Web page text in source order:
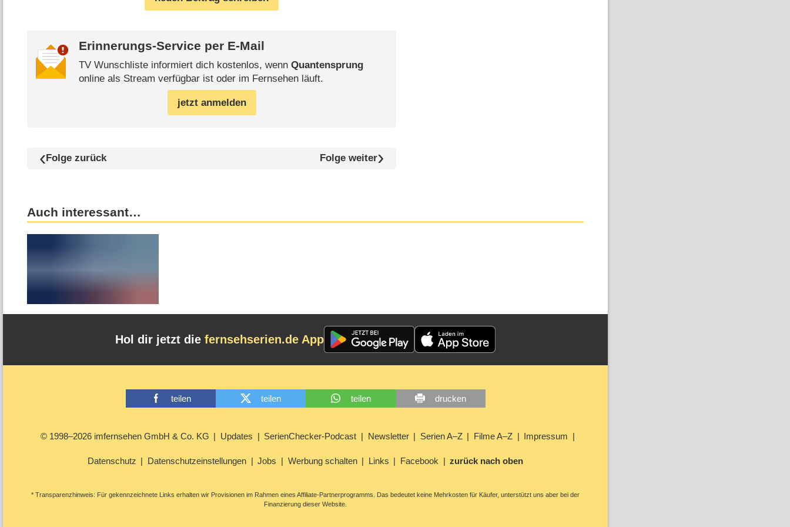
Erinnerungs-Service per E-Mail
TV Wunschliste informiert dich kostenlos, wenn Quantensprung
online als Stream verfügbar ist oder im Fernsehen läuft.
jetzt anmelden
Folge zurück Folge weiter
Auch interessant…
Hol dir jetzt die fernsehserien.de App
teilen teilen teilen drucken
© 1998–2026 imfernsehen GmbH & Co. KG Updates SerienChecker-Podcast Newsletter Serien A–Z Filme A–Z Impressum
Datenschutz Datenschutzeinstellungen Jobs Werbung schalten Links Facebook zurück nach oben
* Transparenzhinweis: Für gekennzeichnete Links erhalten wir Provisionen im Rahmen eines Affiliate-Partnerprogramms. Das bedeutet keine Mehrkosten für Käufer, unterstützt uns aber bei der
Finanzierung dieser Website.